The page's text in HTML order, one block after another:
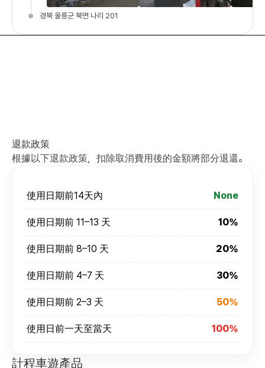
경북 울릉군 북면 나리 201
退款政策
根據以下退款政策，扣除取消費用後的金額將部分退還。
使用日期前14天內 None
使用日期前 11–13 天 10%
使用日期前 8–10 天 20%
使用日期前 4–7 天 30%
使用日期前 2–3 天 50%
使用日前一天至當天 100%
計程車遊產品